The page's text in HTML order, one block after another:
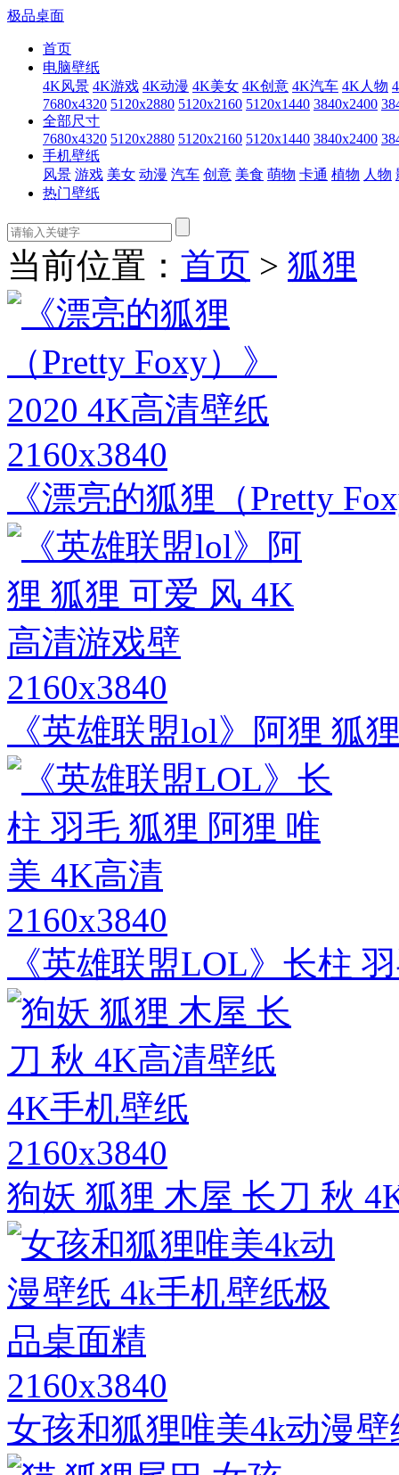
极品桌面
首页
电脑壁纸
4K风景 4K游戏 4K动漫 4K美女 4K创意 4K汽车 4K人物
7680x4320 5120x2880 5120x2160 5120x1440 3840x2400
全部尺寸
7680x4320 5120x2880 5120x2160 5120x1440 3840x2400
手机壁纸
风景 游戏 美女 动漫 汽车 创意 美食 萌物 卡通 植物 人物
热门壁纸
当前位置： 首页 > 狐狸
2160x3840
《漂亮的狐狸（Pretty
2160x3840
《英雄联盟lol》阿狸 狐
2160x3840
《英雄联盟LOL》长柱
2160x3840
狗妖 狐狸 木屋 长刀 秋
2160x3840
女孩和狐狸唯美4k动漫